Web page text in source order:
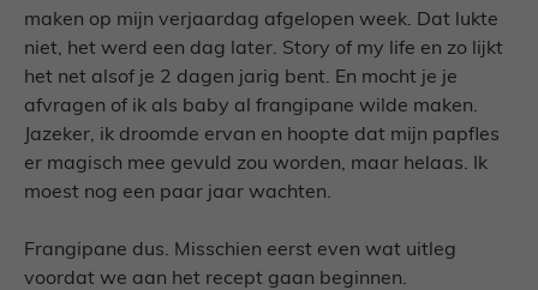
maken op mijn verjaardag afgelopen week. Dat lukte
niet, het werd een dag later. Story of my life en zo lijkt
het net alsof je 2 dagen jarig bent. En mocht je je
afvragen of ik als baby al frangipane wilde maken.
Jazeker, ik droomde ervan en hoopte dat mijn papfles
er magisch mee gevuld zou worden, maar helaas. Ik
moest nog een paar jaar wachten.
Frangipane dus. Misschien eerst even wat uitleg
voordat we aan het recept gaan beginnen.